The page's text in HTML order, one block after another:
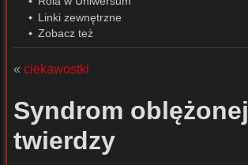
Linki zewnętrzne
Zobacz też
« ciekawostki
Syndrom oblężonej
twierdzy